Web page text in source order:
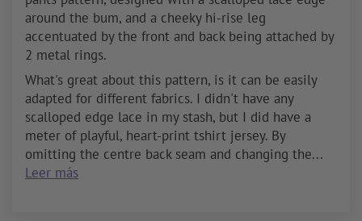
around the bum, and a cheeky hi-rise leg
accentuated by the front and back being attached by
2 metal rings.
What's great about this pattern, is it can be easily
adapted for different fabrics. I didn't have any
scalloped edge lace in my stash, but I did have a
meter of playful, heart-print tshirt jersey. By
omitting the centre back seam and changing the...
Leer más